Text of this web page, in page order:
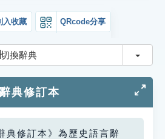
入收藏 QRcode分享
切換辭典 切換
典修訂本
典修訂本》為歷史語言辭